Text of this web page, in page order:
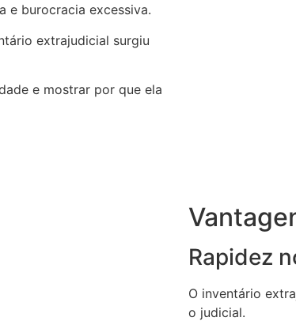
e burocracia excessiva.
extrajudicial surgiu
e mostrar por que ela
Rapidez
O inventário
o judicial.